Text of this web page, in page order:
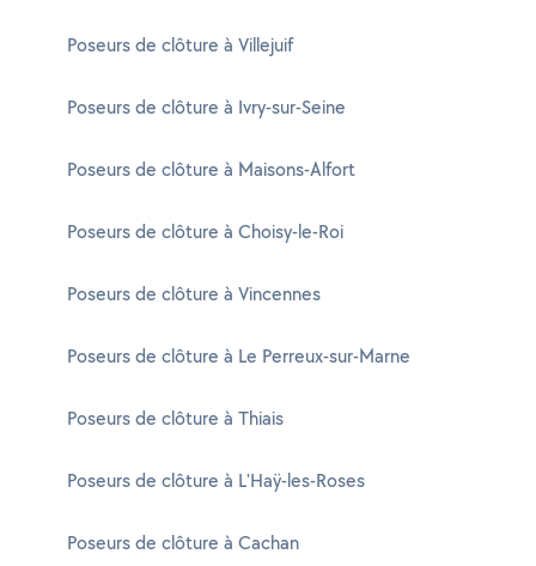
Poseurs de clôture à Villejuif
Poseurs de clôture à Ivry-sur-Seine
Poseurs de clôture à Maisons-Alfort
Poseurs de clôture à Choisy-le-Roi
Poseurs de clôture à Vincennes
Poseurs de clôture à Le Perreux-sur-Marne
Poseurs de clôture à Thiais
Poseurs de clôture à L'Haÿ-les-Roses
Poseurs de clôture à Cachan